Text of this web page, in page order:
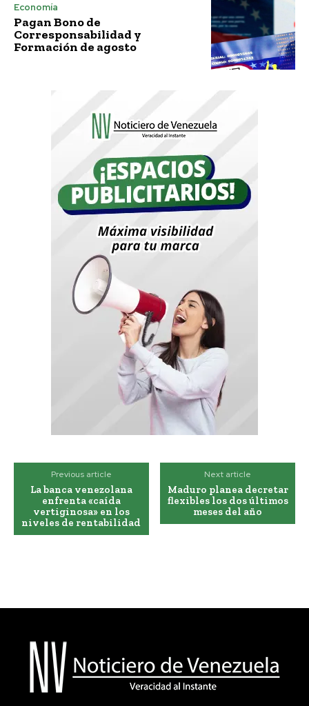
Economía
Pagan Bono de
Corresponsabilidad y
Formación de agosto
Previous article
La banca venezolana
enfrenta «caída
vertiginosa» en los
niveles de rentabilidad
Next article
Maduro planea decretar
flexibles los dos últimos
meses del año